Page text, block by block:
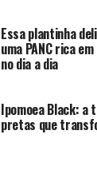
Essa plantinha
uma PANC rica
no dia a dia
Ipomoea Black: a
pretas que